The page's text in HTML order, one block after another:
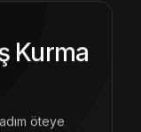
Kurma
öteye